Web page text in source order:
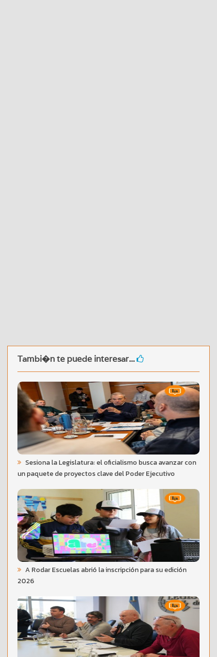
Tambi�n te puede interesar...
Sesiona la Legislatura: el oficialismo busca avanzar con
un paquete de proyectos clave del Poder Ejecutivo
A Rodar Escuelas abrió la inscripción para su edición
2026